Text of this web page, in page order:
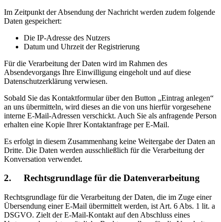
Im Zeitpunkt der Absendung der Nachricht werden zudem folgende
Daten gespeichert:
Die IP-Adresse des Nutzers
Datum und Uhrzeit der Registrierung
Für die Verarbeitung der Daten wird im Rahmen des
Absendevorgangs Ihre Einwilligung eingeholt und auf diese
Datenschutzerklärung verwiesen.
Sobald Sie das Kontaktformular über den Button „Eintrag anlegen“
an uns übermitteln, wird dieses an die von uns hierfür vorgesehene
interne E-Mail-Adressen verschickt. Auch Sie als anfragende Person
erhalten eine Kopie Ihrer Kontaktanfrage per E-Mail.
Es erfolgt in diesem Zusammenhang keine Weitergabe der Daten an
Dritte. Die Daten werden ausschließlich für die Verarbeitung der
Konversation verwendet.
2. Rechtsgrundlage für die Datenverarbeitung
Rechtsgrundlage für die Verarbeitung der Daten, die im Zuge einer
Übersendung einer E-Mail übermittelt werden, ist Art. 6 Abs. 1 lit. a
DSGVO. Zielt der E-Mail-Kontakt auf den Abschluss eines